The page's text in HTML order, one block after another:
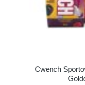
Cwench